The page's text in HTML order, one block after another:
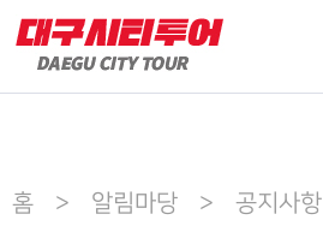
홈 > 알림마당 > 공지사항